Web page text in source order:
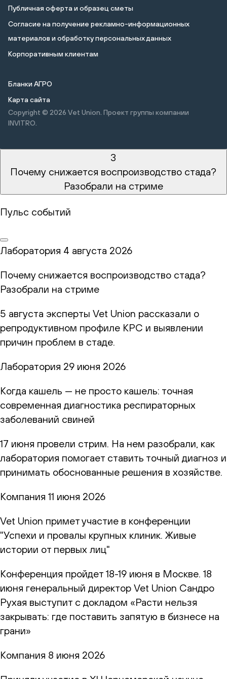
Публичная оферта и образец сметы
Cогласие на получение рекламно-информационных
материалов и обработку персональных данных
Корпоративным клиентам
Бланки АГРО
Карта сайта
Copyright © 2026 Vet Union. Проект группы компании
INVITRO.
3
Почему снижается воспроизводство стада?
Разобрали на стриме
Пульс событий
Лаборатория 4 августа 2026
Почему снижается воспроизводство стада?
Разобрали на стриме
5 августа эксперты Vet Union рассказали о
репродуктивном профиле КРС и выявлении
причин проблем в стаде.
Лаборатория 29 июня 2026
Когда кашель — не просто кашель: точная
современная диагностика респираторных
заболеваний свиней
17 июня провели стрим. На нем разобрали, как
лаборатория помогает ставить точный диагноз и
принимать обоснованные решения в хозяйстве.
Компания 11 июня 2026
Vet Union примет участие в конференции
"Успехи и провалы крупных клиник. Живые
истории от первых лиц"
Конференция пройдет 18-19 июня в Москве. 18
июня генеральный директор Vet Union Сандро
Рухая выступит с докладом «Расти нельзя
закрывать: где поставить запятую в бизнесе на
грани»
Компания 8 июня 2026